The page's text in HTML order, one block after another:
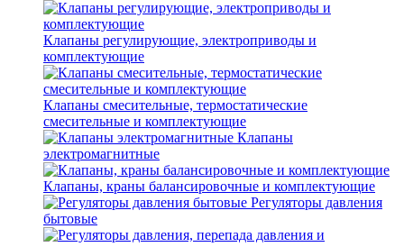
Клапаны регулирующие, электроприводы и
комплектующие
Клапаны смесительные, термостатические
смесительные и комплектующие
Клапаны
электромагнитные
Клапаны, краны балансировочные и комплектующие
Регуляторы давления
бытовые